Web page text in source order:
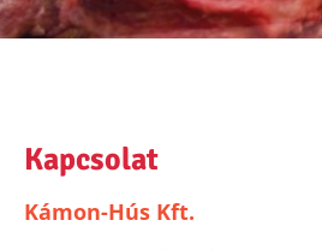
Kapcsolat
Kámon-Hús Kft.